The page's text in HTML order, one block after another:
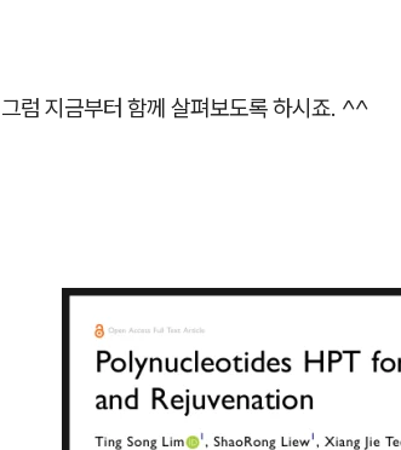
그럼 지금부터 함께 살펴보도록 하시죠. ^^